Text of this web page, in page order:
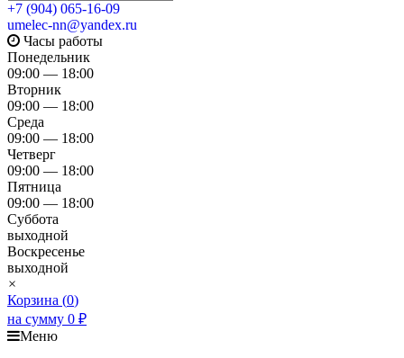
+7 (904) 065-16-09
umelec-nn@yandex.ru
Часы работы
Понедельник
09:00 — 18:00
Вторник
09:00 — 18:00
Среда
09:00 — 18:00
Четверг
09:00 — 18:00
Пятница
09:00 — 18:00
Суббота
выходной
Воскресенье
выходной
×
Корзина (0)
на сумму 0 ₽
Меню